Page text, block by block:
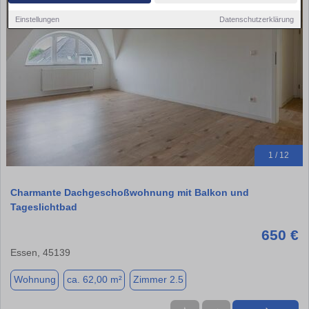
Einstellungen Datenschutzerklärung
1 / 12
Charmante Dachgeschoßwohnung mit Balkon und
Tageslichtbad
650 €
Essen, 45139
Wohnung ca. 62,00 m² Zimmer 2.5